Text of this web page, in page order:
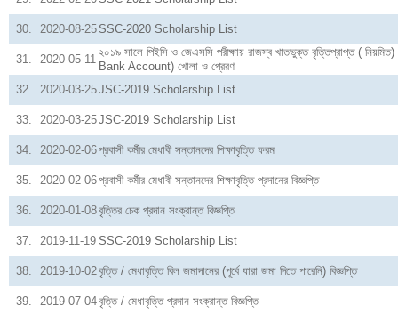
30. 2020-08-25 SSC-2020 Scholarship List
31. 2020-05-11
২০১৯ সালে পিইসি ও জেএসসি পরীক্ষায় রাজস্ব খাতভুক্ত বৃত্তিপ্রাপ্ত ( নিয়মিত)
Bank Account) খোলা ও প্রেরণ
32.
2020-03-25JSC-2019 Scholarship List
33. 2020-03-25JSC-2019 Scholarship List
34. 2020-02-06প্রবাসী কর্মীর মেধাবী সন্তানদের শিক্ষাবৃত্তি ফরম
35. 2020-02-06প্রবাসী কর্মীর মেধাবী সন্তানদের শিক্ষাবৃত্তি প্রদানের বিজ্ঞপ্তি
36. 2020-01-08বৃত্তির চেক প্রদান সংক্রান্ত বিজ্ঞপ্তি
37. 2019-11-19 SSC-2019 Scholarship List
38. 2019-10-02বৃত্তি / মেধাবৃত্তি বিল জমাদানের (পূর্বে যারা জমা দিতে পারেনি) বিজ্ঞপ্তি
39. 2019-07-04বৃত্তি / মেধাবৃত্তি প্রদান সংক্রান্ত বিজ্ঞপ্তি